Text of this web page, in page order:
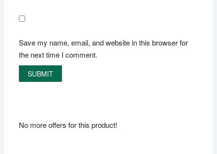
Save my name, email, and website in this browser for
the next time I comment.
No more offers for this product!